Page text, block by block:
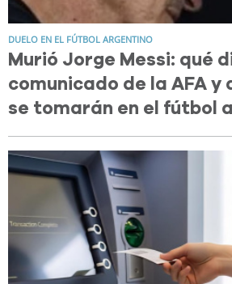
DUELO EN EL FÚTBOL ARGENTINO
Murió Jorge Messi: qué
comunicado de la AFA y
se tomarán en el fútbol